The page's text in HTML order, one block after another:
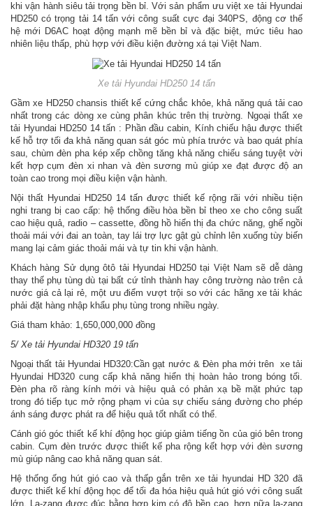
khi vận hành siêu tải trọng bền bỉ. Với sản phẩm ưu việt xe tải Hyundai
HD250 có trọng tải 14 tấn với công suất cực đại 340PS, động cơ thế
hệ mới D6AC hoạt động mạnh mẽ bền bỉ và đặc biệt, mức tiêu hao
nhiên liệu thấp, phù hợp với điều kiện đường xá tại Việt Nam.
Xe tải Hyundai HD250 14 tấn
Gầm xe HD250 chansis thiết kế cứng chắc khỏe, khả năng quá tải cao
nhất trong các dòng xe cùng phân khúc trên thị trường. Ngoại thất xe
tải Hyundai HD250 14 tấn : Phần đầu cabin, Kính chiếu hậu được thiết
kế hỗ trợ tối đa khả năng quan sát góc mù phía trước và bao quát phía
sau, chùm đèn pha kép xếp chồng tăng khả năng chiếu sáng tuyệt vời
kết hợp cụm đèn xi nhan và đèn sương mù giúp xe đạt được độ an
toàn cao trong mọi điều kiện vận hành.
Nội thất Hyundai HD250 14 tấn được thiết kế rộng rãi với nhiều tiện
nghi trang bị cao cấp: hệ thống điều hòa bền bỉ theo xe cho công suất
cao hiệu quả, radio – cassette, đồng hồ hiển thị đa chức năng, ghế ngồi
thoải mái với đai an toàn, tay lái trợ lực gật gù chỉnh lên xuống tùy biến
mang lại cảm giác thoải mái và tự tin khi vận hành.
Khách hàng Sử dụng ôtô tải Hyundai HD250 tại Việt Nam sẽ dễ dàng
thay thế phụ tùng dù tại bất cứ tỉnh thành hay công trường nào trên cả
nước giá cả lại rẻ, một ưu điểm vượt trội so với các hãng xe tải khác
phải đặt hàng nhập khẩu phụ tùng trong nhiều ngày.
Giá tham khảo: 1,650,000,000 đồng
5/ Xe tải Hyundai HD320 19 tấn
Ngoại thất tải Hyundai HD320:Cần gạt nước & Đèn pha mới trên xe tải
Hyundai HD320 cung cấp khả năng hiển thị hoàn hảo trong bóng tối.
Đèn pha rõ ràng kính mới và hiệu quả có phản xạ bề mặt phức tạp
trong đó tiếp tục mở rộng phạm vi của sự chiếu sáng đường cho phép
ánh sáng được phát ra để hiệu quả tốt nhất có thể.
Cánh gió góc thiết kế khí động học giúp giảm tiếng ồn của gió bên trong
cabin. Cụm đèn trước được thiết kế pha rộng kết hợp với đèn sương
mù giúp nâng cao khả năng quan sát.
Hệ thống ống hút gió cao và thấp gắn trên xe tải hyundai HD 320 đã
được thiết kế khí động học để tối đa hóa hiệu quả hút gió với công suất
lớn. La-zang được đúc bằng hợp kim có độ bền cao, hơn nữa la-zang